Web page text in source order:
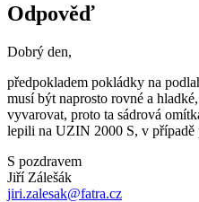
Odpověď
Dobrý den,
předpokladem pokládky na
musí být naprosto rovné a
vyvarovat, proto ta sádrová
lepili na UZIN 2000 S, v
S pozdravem
Jiří Zálešák
jiri.zalesak@fatra.cz